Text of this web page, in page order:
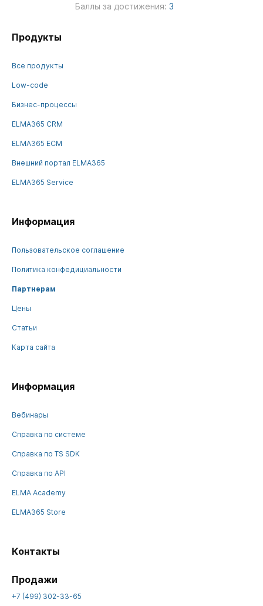
Баллы за достижения: 3
Продукты
Все продукты
Low-code
Бизнес-процессы
ELMA365 CRM
ELMA365 ECM
Внешний портал ELMA365
ELMA365 Service
Информация
Пользовательское соглашение
Политика конфедициальности
Партнерам
Цены
Статьи
Карта сайта
Информация
Вебинары
Справка по системе
Справка по TS SDK
Справка по API
ELMA Academy
ELMA365 Store
Контакты
Продажи
+7 (499) 302-33-65